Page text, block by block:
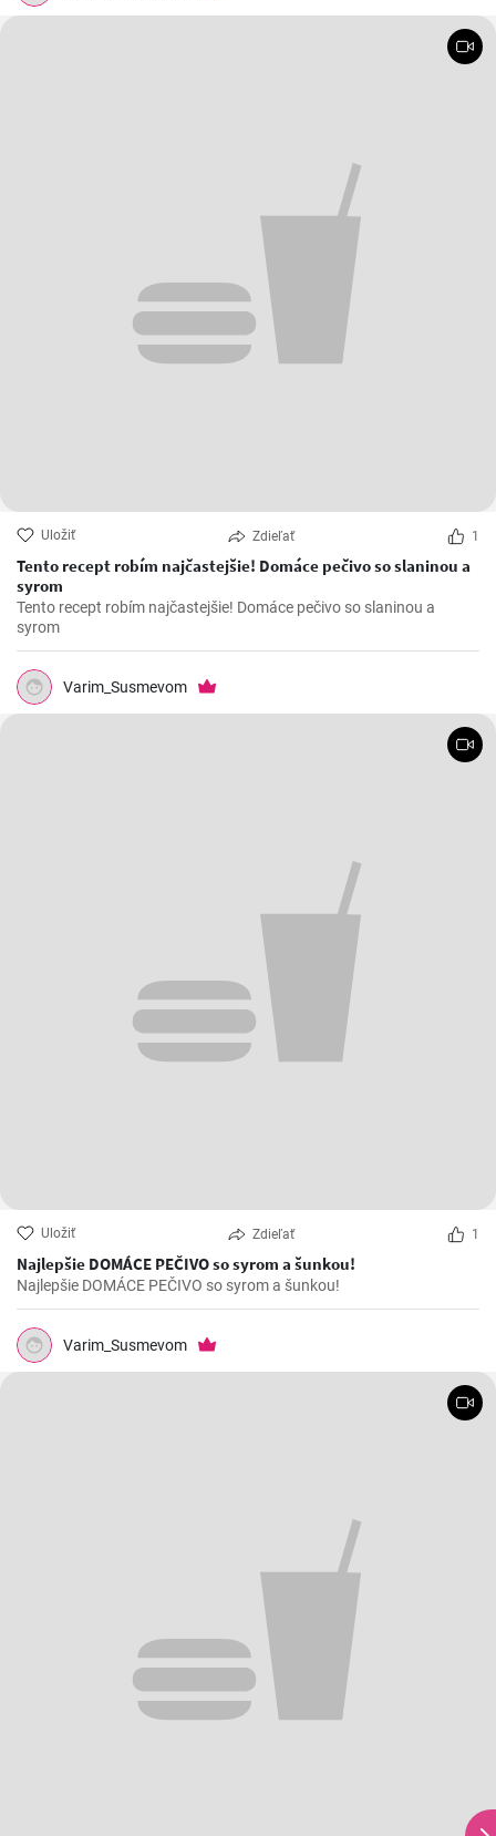
Uložiť Zdieľať 1
Tento recept robím najčastejšie! Domáce pečivo so slaninou a
syrom
Tento recept robím najčastejšie! Domáce pečivo so slaninou a
syrom
Varim_Susmevom
Uložiť Zdieľať 1
Najlepšie DOMÁCE PEČIVO so syrom a šunkou!
Najlepšie DOMÁCE PEČIVO so syrom a šunkou!
Varim_Susmevom